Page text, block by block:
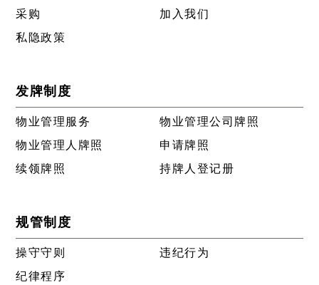
采购
加入我们
私隐政策
发牌制度
物业管理服务
物业管理公司牌照
物业管理人牌照
申请牌照
续领牌照
持牌人登记册
规管制度
操守守则
违纪行为
纪律程序